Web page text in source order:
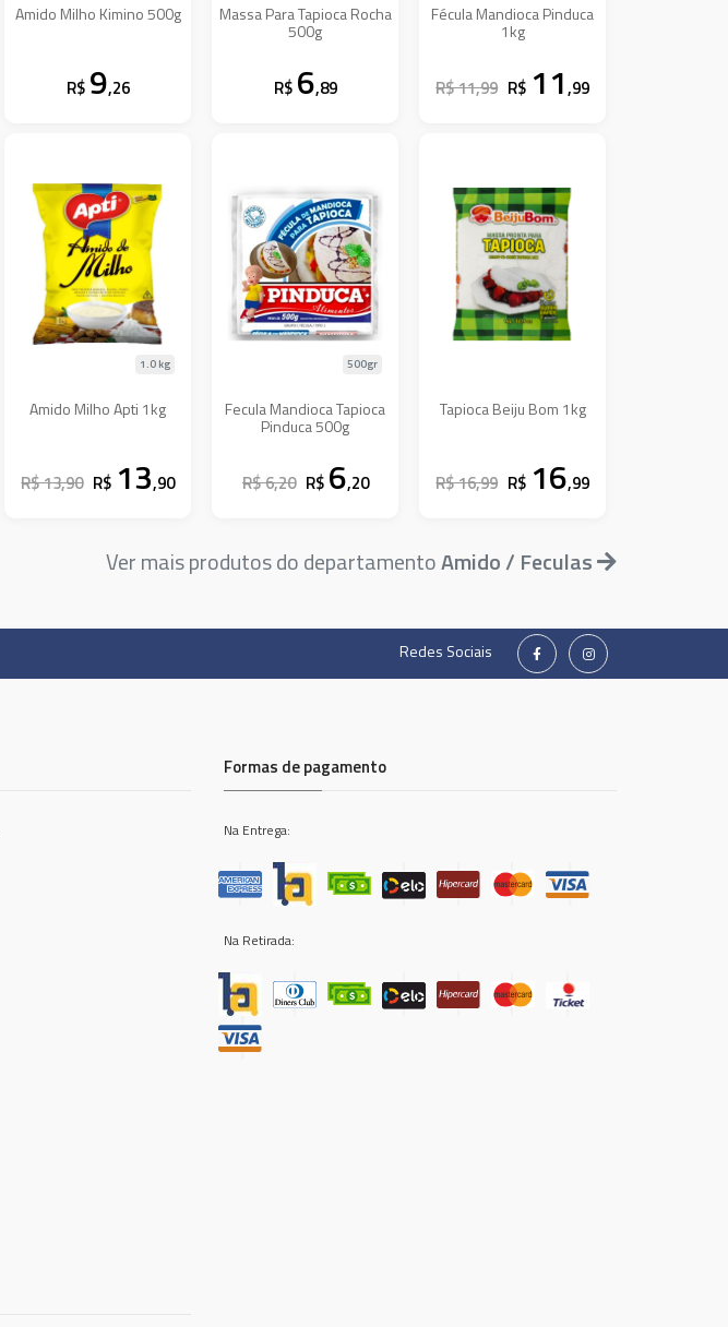
Amido Milho Kimino 500g
R$ 9,26
Massa Para Tapioca Rocha
500g
R$ 6,89
Fécula Mandioca Pinduca
1kg
R$ 11,99 R$ 11,99
Amido Milho Apti 1kg
1.0 kg
R$ 13,90 R$ 13,90
Fecula Mandioca Tapioca
Pinduca 500g
500gr
R$ 6,20 R$ 6,20
Tapioca Beiju Bom 1kg
R$ 16,99 R$ 16,99
Ver mais produtos do departamentoAmido / Feculas
Redes Sociais
Formas de pagamento
Na Entrega:
Na Retirada: